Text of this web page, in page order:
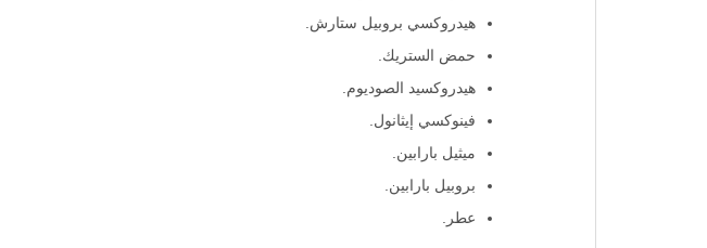
هيدروكسي بروبيل ستارش.
حمض الستريك.
هيدروكسيد الصوديوم.
فينوكسي إيثانول.
ميثيل بارابين.
بروبيل بارابين.
عطر.